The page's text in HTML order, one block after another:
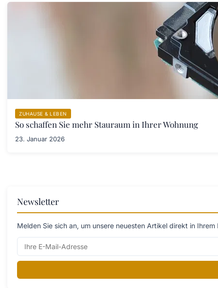
ZUHAUSE & LEBEN
So schaffen Sie mehr Stauraum in Ihrer Wohnung
23. Januar 2026
Newsletter
Melden Sie sich an, um unsere neuesten Artikel direkt in